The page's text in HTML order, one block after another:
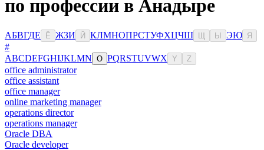
по профессии в Анадыре
АБВГДЕ Ё ЖЗИ Й КЛМНОПРСТУФХЦЧШ Ы ЭЮ Я
#
ABCDEFGHIJKLMN O PQRSTUVWX Y Z
office administrator
office assistant
office manager
online marketing manager
operations director
operations manager
Oracle DBA
Oracle developer